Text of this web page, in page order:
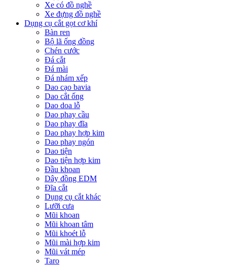
Xe có đồ nghề
Xe đựng đồ nghề
Dụng cụ cắt gọt cơ khí
Bàn ren
Bộ lã ống đồng
Chén cước
Đá cắt
Đá mài
Đá nhám xếp
Dao cạo bavia
Dao cắt ống
Dao doa lỗ
Dao phay cầu
Dao phay đĩa
Dao phay hợp kim
Dao phay ngón
Dao tiện
Dao tiện hợp kim
Đầu khoan
Dây đồng EDM
Đĩa cắt
Dụng cụ cắt khác
Lưỡi cưa
Mũi khoan
Mũi khoan tâm
Mũi khoét lỗ
Mũi mài hợp kim
Mũi vát mép
Taro